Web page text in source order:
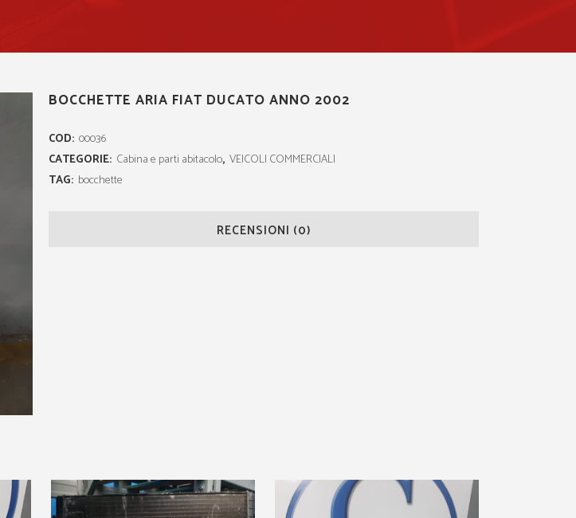
BOCCHETTE ARIA FIAT DUCATO ANNO 2002
COD: 00036
CATEGORIE: Cabina e parti abitacolo, VEICOLI COMMERCIALI
TAG: bocchette
RECENSIONI (0)